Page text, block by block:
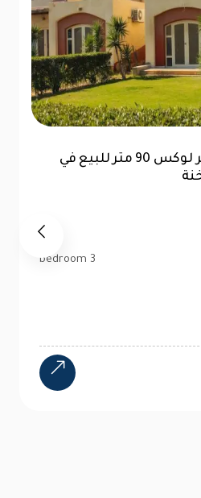
بينت هاوس تشطيب كامل 323 متر للبيع في
3 bedroom